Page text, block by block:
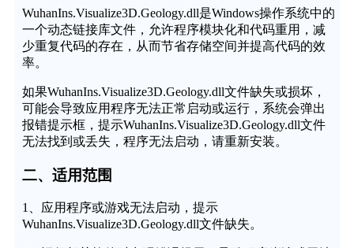
WuhanIns.Visualize3D.Geology.dll是Windows操作系统中的
一个动态链接库文件，允许程序模块化和代码重用，减
少重复代码的存在，从而节省存储空间并提高代码的效
率。
如果WuhanIns.Visualize3D.Geology.dll文件缺失或损坏，
可能会导致应用程序无法正常启动或运行，系统会弹出
报错提示框，提示WuhanIns.Visualize3D.Geology.dll文件
无法找到或丢失，程序无法启动，请重新安装。
二、适用范围
1、应用程序或游戏无法启动，提示
WuhanIns.Visualize3D.Geology.dll文件缺失。